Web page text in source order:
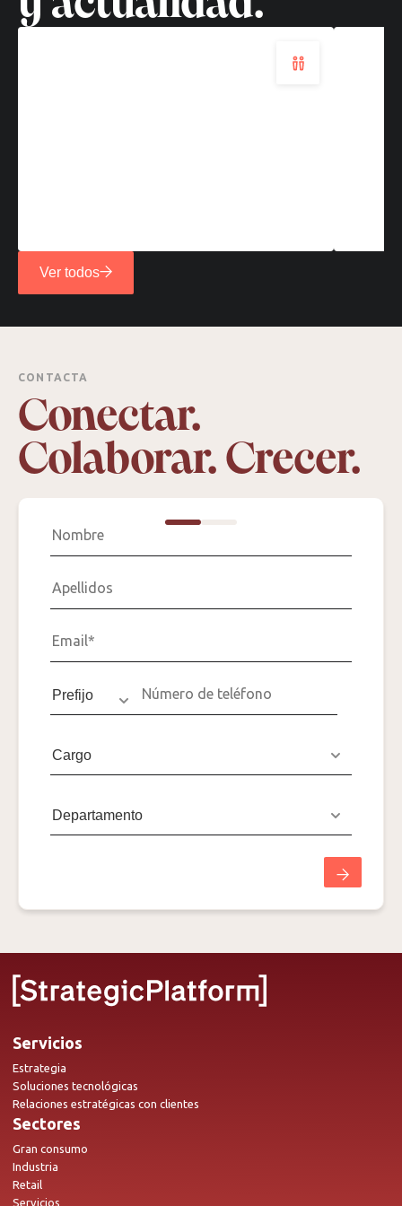
Ver todos
CONTACTA
Conectar.
Colaborar. Crecer.
Servicios
Estrategia
Soluciones tecnológicas
Relaciones estratégicas con clientes
Sectores
Gran consumo
Industria
Retail
Servicios